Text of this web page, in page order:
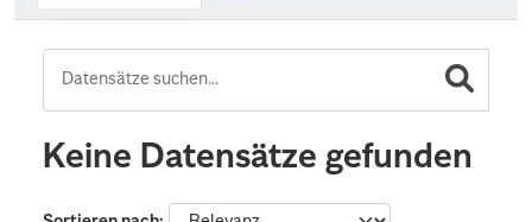
Keine Datensätze gefunden